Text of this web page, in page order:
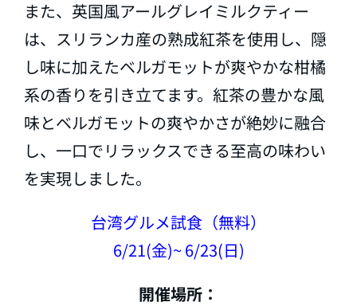
また、英国風アールグレイミルクティー
は、スリランカ産の熟成紅茶を使用し、隠
し味に加えたベルガモットが爽やかな柑橘
系の香りを引き立てます。紅茶の豊かな風
味とベルガモットの爽やかさが絶妙に融合
し、一口でリラックスできる至高の味わい
を実現しました。
台湾グルメ試食（無料）
6/21(金)~ 6/23(日)
開催場所：